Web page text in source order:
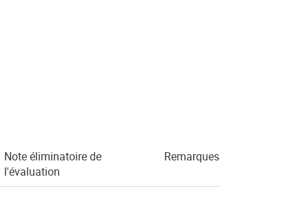
Note éliminatoire de
l'évaluation
Remarques